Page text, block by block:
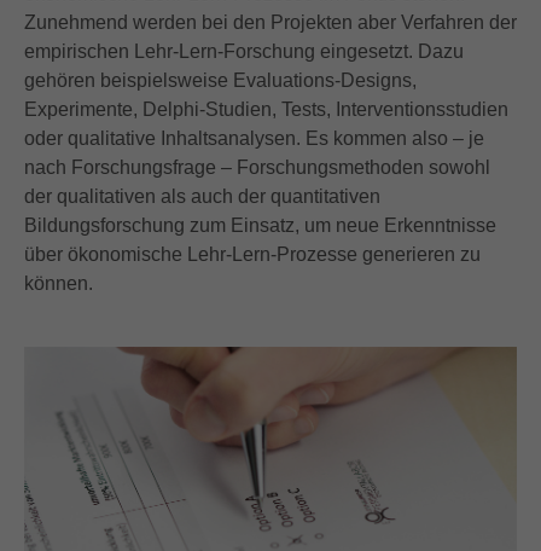
Zunehmend werden bei den Projekten aber Verfahren der
empirischen Lehr-Lern-Forschung eingesetzt. Dazu
gehören beispielsweise Evaluations-Designs,
Experimente, Delphi-Studien, Tests, Interventionsstudien
oder qualitative Inhaltsanalysen. Es kommen also – je
nach Forschungsfrage – Forschungsmethoden sowohl
der qualitativen als auch der quantitativen
Bildungsforschung zum Einsatz, um neue Erkenntnisse
über ökonomische Lehr-Lern-Prozesse generieren zu
können.